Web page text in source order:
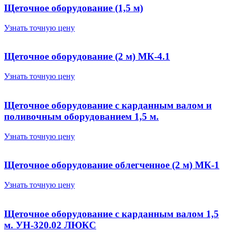
Щеточное оборудование (1,5 м)
Узнать точную цену
Щеточное оборудование (2 м) МК-4.1
Узнать точную цену
Щеточное оборудование с карданным валом и
поливочным оборудованием 1,5 м.
Узнать точную цену
Щеточное оборудование облегченное (2 м) МК-1
Узнать точную цену
Щеточное оборудование с карданным валом 1,5
м. УН-320.02 ЛЮКС